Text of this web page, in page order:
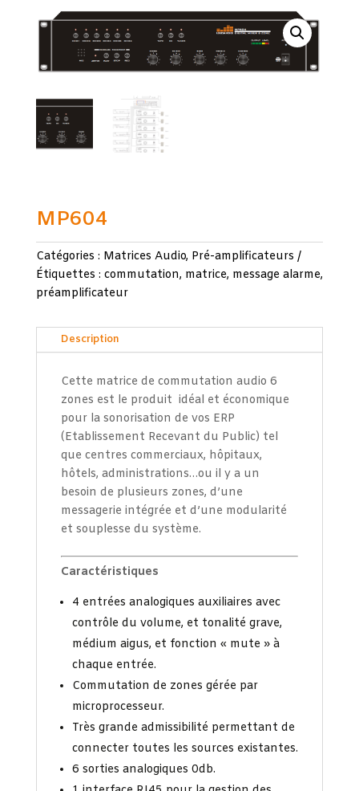
MP604
Catégories : Matrices Audio, Pré-amplificateurs
Étiquettes : commutation, matrice, message alarme,
préamplificateur
Description
Cette matrice de commutation audio 6
zones est le produit idéal et économique
pour la sonorisation de vos ERP
(Etablissement Recevant du Public) tel
que centres commerciaux, hôpitaux,
hôtels, administrations…ou il y a un
besoin de plusieurs zones, d’une
messagerie intégrée et d’une modularité
et souplesse du système.
Caractéristiques
4 entrées analogiques auxiliaires avec
contrôle du volume, et tonalité grave,
médium aigus, et fonction « mute » à
chaque entrée.
Commutation de zones gérée par
microprocesseur.
Très grande admissibilité permettant de
connecter toutes les sources existantes.
6 sorties analogiques 0db.